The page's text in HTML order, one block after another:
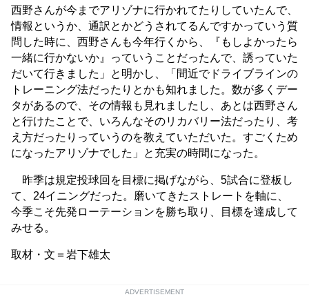
西野さんが今までアリゾナに行かれてたりしていたんで、
情報というか、通訳とかどうされてるんですかっていう質
問した時に、西野さんも今年行くから、『もしよかったら
一緒に行かないか』っていうことだったんで、誘っていた
だいて行きました」と明かし、「間近でドライブラインの
トレーニング法だったりとかも知れました。数が多くデー
タがあるので、その情報も見れましたし、あとは西野さん
と行けたことで、いろんなそのリカバリー法だったり、考
え方だったりっていうのを教えていただいた。すごくため
になったアリゾナでした」と充実の時間になった。
昨季は規定投球回を目標に掲げながら、5試合に登板し
て、24イニングだった。磨いてきたストレートを軸に、
今季こそ先発ローテーションを勝ち取り、目標を達成して
みせる。
取材・文＝岩下雄太
ADVERTISEMENT